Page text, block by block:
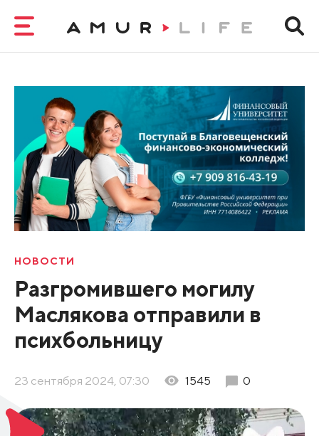
НОВОСТИ
Разгромившего могилу
Маслякова отправили в
психбольницу
23 сентября 2024, 07:30 1545 0